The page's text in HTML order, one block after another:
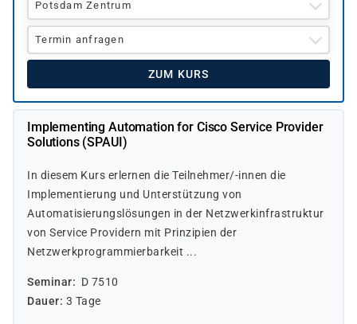
Potsdam Zentrum
Termin anfragen
ZUM KURS
Implementing Automation for Cisco Service Provider
Solutions (SPAUI)
In diesem Kurs erlernen die Teilnehmer/-innen die
Implementierung und Unterstützung von
Automatisierungslösungen in der Netzwerkinfrastruktur
von Service Providern mit Prinzipien der
Netzwerkprogrammierbarkeit ...
Seminar
D 7510
Dauer 3 Tage